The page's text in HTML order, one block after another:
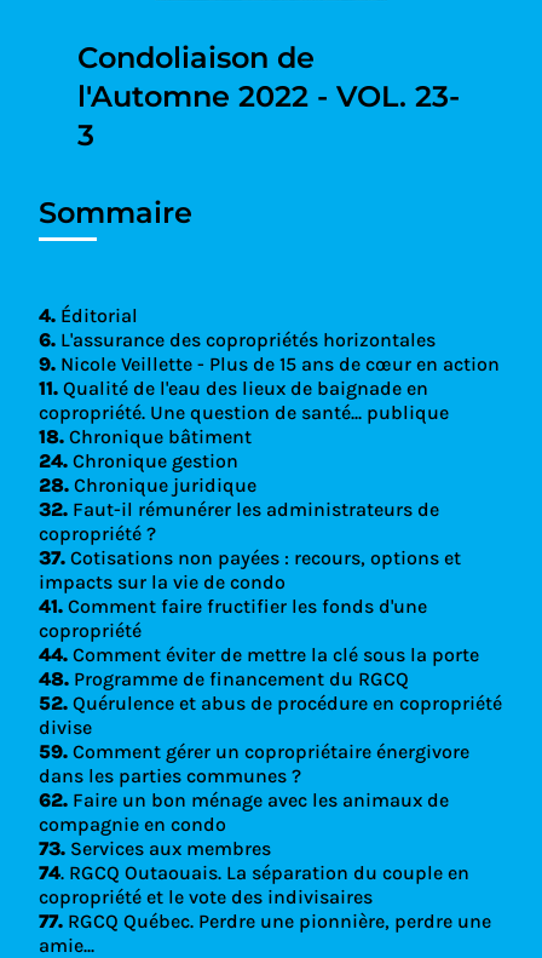
Condoliaison de
l'Automne 2022 - VOL. 23-
3
Sommaire
4. Éditorial
6. L'assurance des copropriétés horizontales
9. Nicole Veillette - Plus de 15 ans de cœur en action
11. Qualité de l'eau des lieux de baignade en
copropriété. Une question de santé... publique
18. Chronique bâtiment
24. Chronique gestion
28. Chronique juridique
32. Faut-il rémunérer les administrateurs de
copropriété ?
37. Cotisations non payées : recours, options et
impacts sur la vie de condo
41. Comment faire fructifier les fonds d'une
copropriété
44. Comment éviter de mettre la clé sous la porte
48. Programme de financement du RGCQ
52. Quérulence et abus de procédure en copropriété
divise
59. Comment gérer un copropriétaire énergivore
dans les parties communes ?
62. Faire un bon ménage avec les animaux de
compagnie en condo
73. Services aux membres
74. RGCQ Outaouais. La séparation du couple en
copropriété et le vote des indivisaires
77. RGCQ Québec. Perdre une pionnière, perdre une
amie...